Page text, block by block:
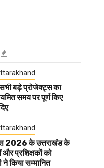
बड़े प्रोजेक्ट्स का
समय पर पूर्ण किए
2026 के उत्तराखंड के
प्रशिक्षकों को
ने किया सम्मानित